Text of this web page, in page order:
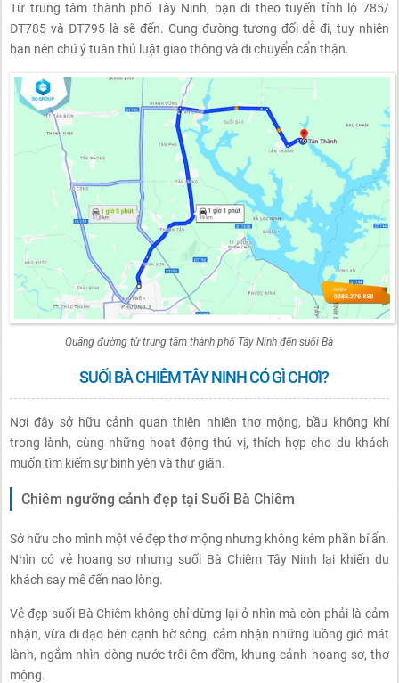
Từ trung tâm thành phố Tây Ninh, bạn đi theo tuyến tỉnh lộ 785/
ĐT785 và ĐT795 là sẽ đến. Cung đường tương đối dễ đi, tuy nhiên
bạn nên chú ý tuân thủ luật giao thông và di chuyển cẩn thận.
Quãng đường từ trung tâm thành phố Tây Ninh đến suối Bà
SUỐI BÀ CHIÊM TÂY NINH CÓ GÌ CHƠI?
Nơi đây sở hữu cảnh quan thiên nhiên thơ mộng, bầu không khí
trong lành, cùng những hoạt động thú vị, thích hợp cho du khách
muốn tìm kiếm sự bình yên và thư giãn.
Chiêm ngưỡng cảnh đẹp tại Suối Bà Chiêm
Sở hữu cho mình một vẻ đẹp thơ mộng nhưng không kém phần bí ẩn.
Nhìn có vẻ hoang sơ nhưng suối Bà Chiêm Tây Ninh lại khiến du
khách say mê đến nao lòng.
Vẻ đẹp suối Bà Chiêm không chỉ dừng lại ở nhìn mà còn phải là cảm
nhận, vừa đi dạo bên cạnh bờ sông, cảm nhận những luồng gió mát
lành, ngắm nhìn dòng nước trôi êm đềm, khung cảnh hoang sơ, thơ
mộng.